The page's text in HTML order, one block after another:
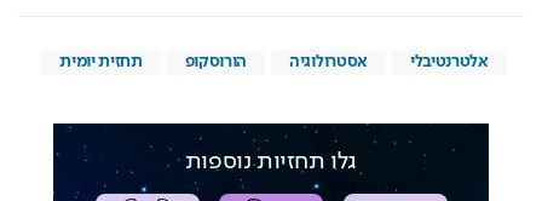
אלטרנטיבלי אסטרולוגיה הורוסקופ תחזית יומית
גלו תחזיות נוספות